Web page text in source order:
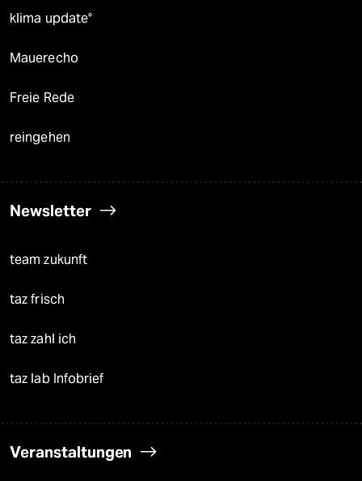
klima update°
Mauerecho
Freie Rede
reingehen
Newsletter
team zukunft
taz frisch
taz zahl ich
taz lab Infobrief
Veranstaltungen